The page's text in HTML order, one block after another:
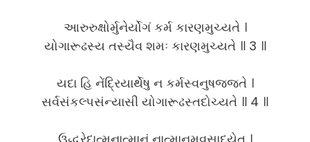
આરુરુક્ષોર્મુનેર્યોગં કર્મ કારણમુચ્યતે ।
યોગારૂઢસ્ય તસ્યૈવ શમઃ કારણમુચ્યતે ॥ 3 ॥
યદા હિ નેંદ્રિયાર્થેષુ ન કર્મસ્વનુષજ્જતે ।
સર્વસંકલ્પસંન્યાસી યોગારૂઢસ્તદોચ્યતે ॥ 4 ॥